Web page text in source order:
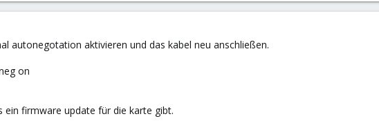
autonegotation aktivieren und das kabel neu anschließen.
on
ein firmware update für die karte gibt.